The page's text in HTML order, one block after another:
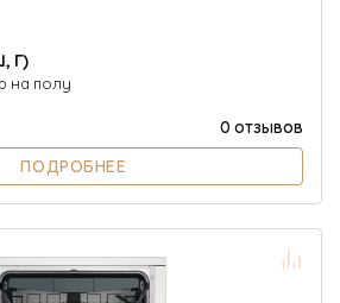
Г)
на полу
0 отзывов
ПОДРОБНЕЕ